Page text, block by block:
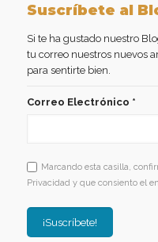
Suscríbete al
Si te ha gustado nuestro
tu correo nuestros nuevos
para sentirte bien.
Correo Electrónico *
Marcando esta casilla,
Privacidad y que consiento el